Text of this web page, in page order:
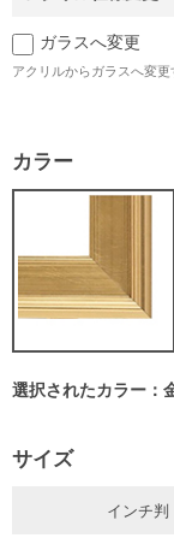
ガラスへ変更
アクリルからガラスへ変更
カラー
選択されたカラー：
サイズ
インチ判